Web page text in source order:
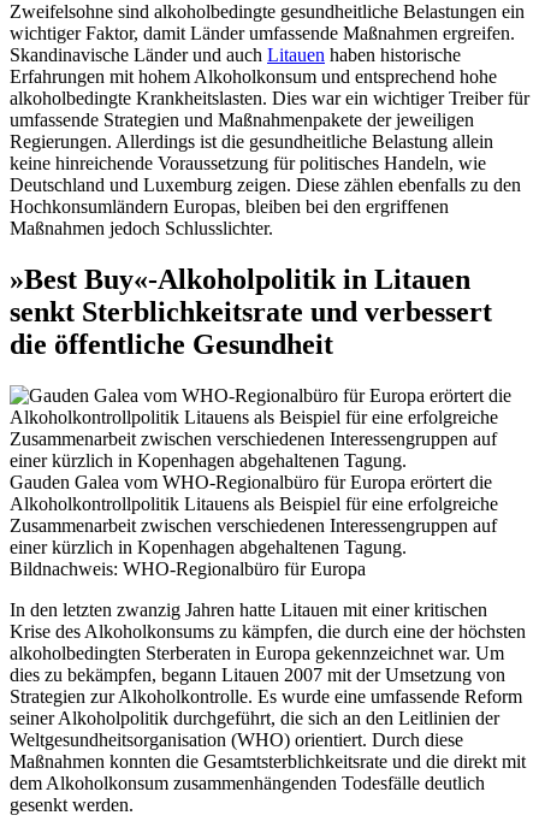
Zweifelsohne sind alkoholbedingte gesundheitliche Belastungen ein
wichtiger Faktor, damit Länder umfassende Maßnahmen ergreifen.
Skandinavische Länder und auch Litauen haben historische
Erfahrungen mit hohem Alkoholkonsum und entsprechend hohe
alkoholbedingte Krankheitslasten. Dies war ein wichtiger Treiber für
umfassende Strategien und Maßnahmenpakete der jeweiligen
Regierungen. Allerdings ist die gesundheitliche Belastung allein
keine hinreichende Voraussetzung für politisches Handeln, wie
Deutschland und Luxemburg zeigen. Diese zählen ebenfalls zu den
Hochkonsumländern Europas, bleiben bei den ergriffenen
Maßnahmen jedoch Schlusslichter.
»Best Buy«-Alkoholpolitik in Litauen
senkt Sterblichkeitsrate und verbessert
die öffentliche Gesundheit
Gauden Galea vom WHO-Regionalbüro für Europa erörtert die
Alkoholkontrollpolitik Litauens als Beispiel für eine erfolgreiche
Zusammenarbeit zwischen verschiedenen Interessengruppen auf
einer kürzlich in Kopenhagen abgehaltenen Tagung.
Bildnachweis: WHO-Regionalbüro für Europa
In den letzten zwanzig Jahren hatte Litauen mit einer kritischen
Krise des Alkoholkonsums zu kämpfen, die durch eine der höchsten
alkoholbedingten Sterberaten in Europa gekennzeichnet war. Um
dies zu bekämpfen, begann Litauen 2007 mit der Umsetzung von
Strategien zur Alkoholkontrolle. Es wurde eine umfassende Reform
seiner Alkoholpolitik durchgeführt, die sich an den Leitlinien der
Weltgesundheitsorganisation (WHO) orientiert. Durch diese
Maßnahmen konnten die Gesamtsterblichkeitsrate und die direkt mit
dem Alkoholkonsum zusammenhängenden Todesfälle deutlich
gesenkt werden.